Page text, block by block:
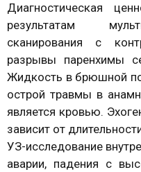
Диагностическая
результатам
сканирования с
разрывы паренхимы
Жидкость в брюшной
острой травмы в
является кровью.
зависит от
УЗ-исследование
аварии, падения с